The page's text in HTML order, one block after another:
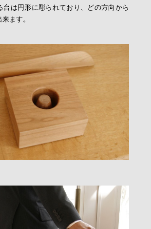
台は円形に彫られており、どの方向から
ます。